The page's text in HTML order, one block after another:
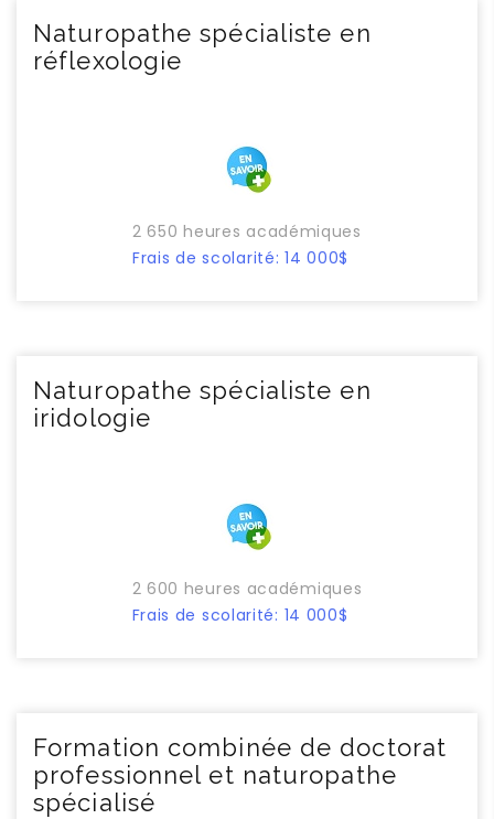
Naturopathe spécialiste en
réflexologie
2 650 heures académiques
Frais de scolarité: 14 000$
Naturopathe spécialiste en
iridologie
2 600 heures académiques
Frais de scolarité: 14 000$
Formation combinée de doctorat
professionnel et naturopathe
spécialisé